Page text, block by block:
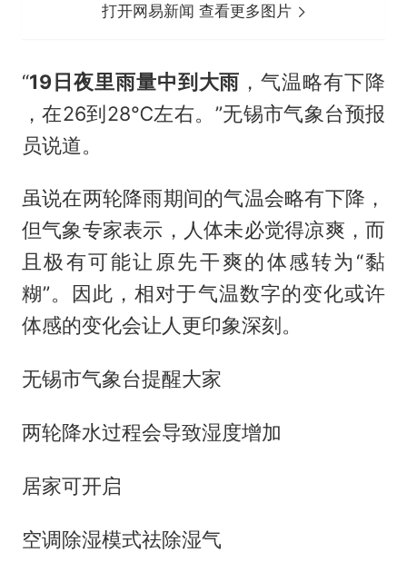
打开网易新闻 查看更多图片
“19日夜里雨量中到大雨 ，气温略有下降
，在26到28℃左右。”无锡市气象台预报
员说道。
虽说在两轮降雨期间的气温会略有下降，
但气象专家表示，人体未必觉得凉爽，而
且极有可能让原先干爽的体感转为“黏
糊”。因此，相对于气温数字的变化或许
体感的变化会让人更印象深刻。
无锡市气象台提醒大家
两轮降水过程会导致湿度增加
居家可开启
空调除湿模式祛除湿气